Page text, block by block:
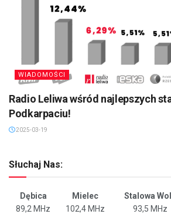
WIADOMOŚCI
Radio Leliwa wśród najlepszych
Podkarpaciu!
2025-03-19
Słuchaj Nas:
Dębica Mielec Stalowa
89,2 MHz
102,4 MHz 93,5 MHz